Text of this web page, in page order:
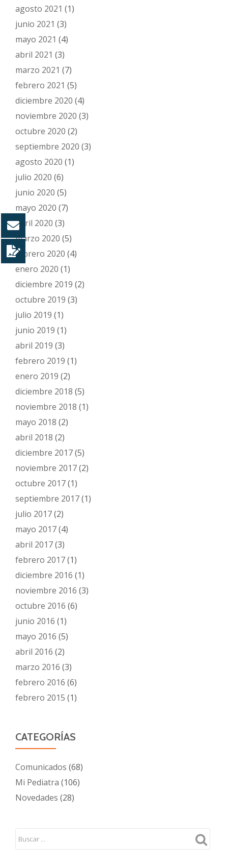
agosto 2021 (1)
junio 2021 (3)
mayo 2021 (4)
abril 2021 (3)
marzo 2021 (7)
febrero 2021 (5)
diciembre 2020 (4)
noviembre 2020 (3)
octubre 2020 (2)
septiembre 2020 (3)
agosto 2020 (1)
julio 2020 (6)
junio 2020 (5)
mayo 2020 (7)
abril 2020 (3)
marzo 2020 (5)
febrero 2020 (4)
enero 2020 (1)
diciembre 2019 (2)
octubre 2019 (3)
julio 2019 (1)
junio 2019 (1)
abril 2019 (3)
febrero 2019 (1)
enero 2019 (2)
diciembre 2018 (5)
noviembre 2018 (1)
mayo 2018 (2)
abril 2018 (2)
diciembre 2017(5)
noviembre 2017(2)
octubre 2017(1)
septiembre 2017(1)
julio 2017(2)
mayo 2017(4)
abril 2017(3)
febrero 2017(1)
diciembre 2016 (1)
noviembre 2016 (3)
octubre 2016 (6)
junio 2016 (1)
mayo 2016 (5)
abril 2016 (2)
marzo 2016 (3)
febrero 2016 (6)
febrero 2015 (1)
CATEGORÍAS
Comunicados (68)
Mi Pediatra (106)
Novedades (28)